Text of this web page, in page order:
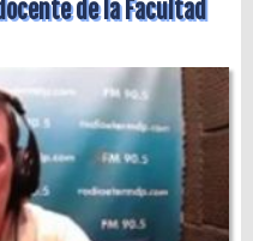
de la Facultad